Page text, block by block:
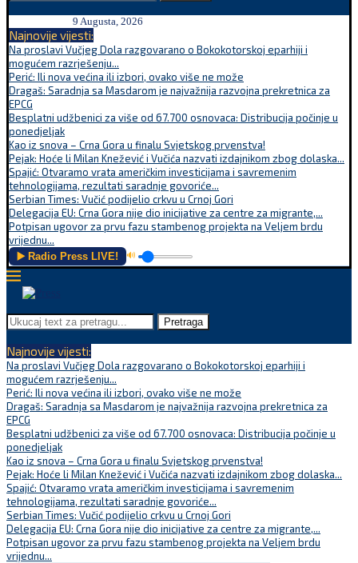
9 Augusta, 2026
Najnovije vijesti:
Na proslavi Vučjeg Dola razgovarano o Bokokotorskoj eparhiji i
mogućem razrješenju...
Perić: Ili nova većina ili izbori, ovako više ne može
Dragaš: Saradnja sa Masdarom je najvažnija razvojna prekretnica za
EPCG
Besplatni udžbenici za više od 67.700 osnovaca: Distribucija počinje u
ponedjeljak
Kao iz snova – Crna Gora u finalu Svjetskog prvenstva!
Pejak: Hoće li Milan Knežević i Vučića nazvati izdajnikom zbog dolaska...
Spajić: Otvaramo vrata američkim investicijama i savremenim
tehnologijama, rezultati saradnje govoriće...
Serbian Times: Vučić podijelio crkvu u Crnoj Gori
Delegacija EU: Crna Gora nije dio inicijative za centre za migrante,...
Potpisan ugovor za prvu fazu stambenog projekta na Veljem brdu
vrijednu...
▶️ Radio Press LIVE! 🔊
Pretraga
Najnovije vijesti:
Na proslavi Vučjeg Dola razgovarano o Bokokotorskoj eparhiji i
mogućem razrješenju...
Perić: Ili nova većina ili izbori, ovako više ne može
Dragaš: Saradnja sa Masdarom je najvažnija razvojna prekretnica za
EPCG
Besplatni udžbenici za više od 67.700 osnovaca: Distribucija počinje u
ponedjeljak
Kao iz snova – Crna Gora u finalu Svjetskog prvenstva!
Pejak: Hoće li Milan Knežević i Vučića nazvati izdajnikom zbog dolaska...
Spajić: Otvaramo vrata američkim investicijama i savremenim
tehnologijama, rezultati saradnje govoriće...
Serbian Times: Vučić podijelio crkvu u Crnoj Gori
Delegacija EU: Crna Gora nije dio inicijative za centre za migrante,...
Potpisan ugovor za prvu fazu stambenog projekta na Veljem brdu
vrijednu...